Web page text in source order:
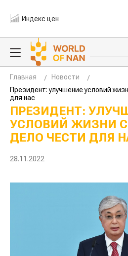
Индекс цен
Главная
Новости
Президент: улучшение условий
для нас
ПРЕЗИДЕНТ:
УСЛОВИЙ ЖИЗНИ
ДЕЛО ЧЕСТИ ДЛЯ
28.11.2022